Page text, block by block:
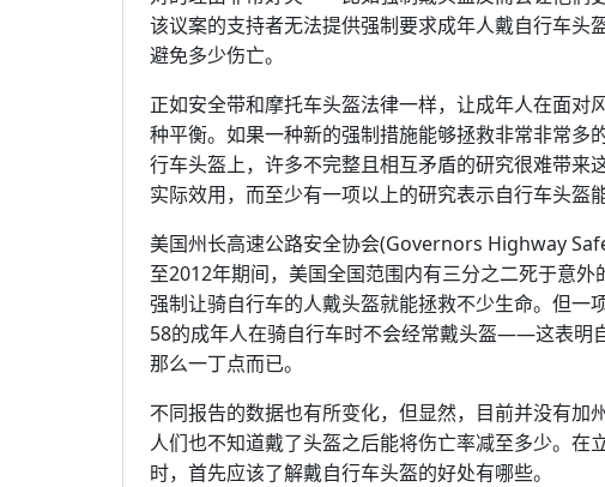
该议案的支持者无法提供强制要求成年人戴自行车头
避免多少伤亡。
正如安全带和摩托车头盔法律一样，让成年人在面
种平衡。如果一种新的强制措施能够拯救非常非常多
行车头盔上，许多不完整且相互矛盾的研究很难带来
实际效用，而至少有一项以上的研究表示自行车头盔
美国州长高速公路安全协会(Governors Highway
至2012年期间，美国全国范围内有三分之二死于意
强制让骑自行车的人戴头盔就能拯救不少生命。但一
58的成年人在骑自行车时不会经常戴头盔——这表明
那么一丁点而已。
不同报告的数据也有所变化，但显然，目前并没有加
人们也不知道戴了头盔之后能将伤亡率减至多少。
时，首先应该了解戴自行车头盔的好处有哪些。